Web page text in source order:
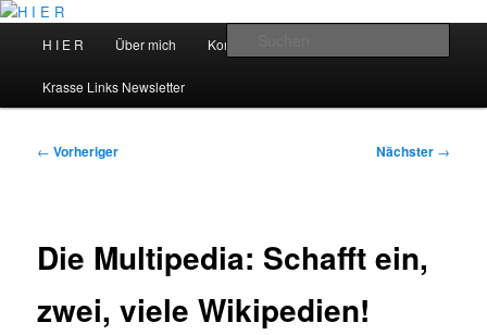
Zum
springenH I E R
H I E R Über mich Kontakt
Krasse Links Newsletter
Beitragsnavigation
← Vorheriger Nächster →
Die Multipedia: Schafft ein,
zwei, viele Wikipedien!